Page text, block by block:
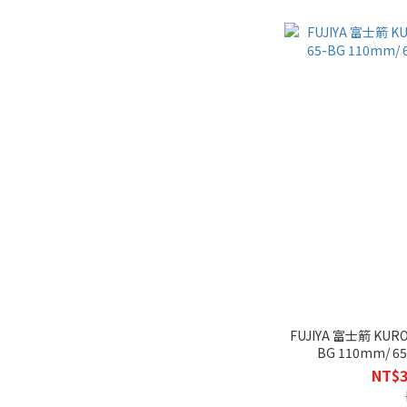
FUJIYA 富士箭
BG 110mm/